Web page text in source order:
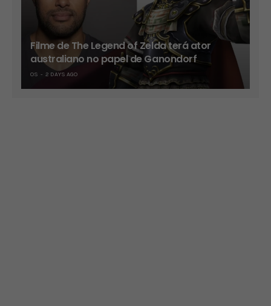
Filme de The Legend of Zelda terá ator
australiano no papel de Ganondorf
OS 2 DAYS AGO